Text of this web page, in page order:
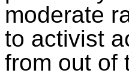
moderate
to activist
from out of